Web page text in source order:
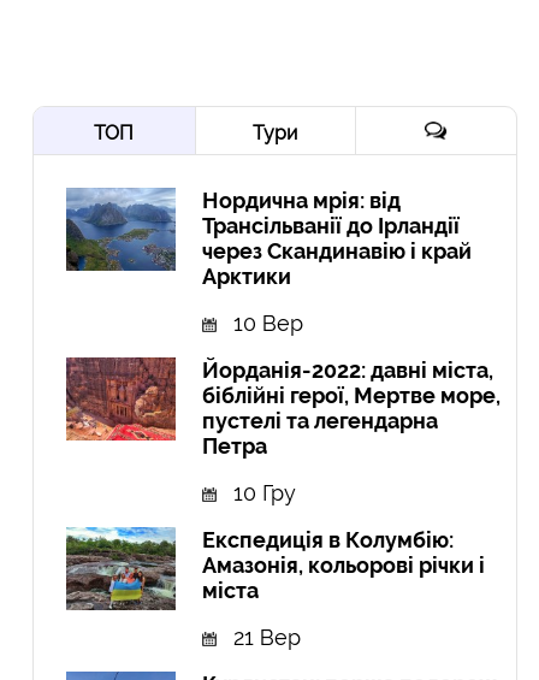
ТОП Тури
Нордична мрія: від
Трансільванії до Ірландії
через Скандинавію і край
Арктики
10 Вер
Йорданія-2022: давні міста,
біблійні герої, Мертве море,
пустелі та легендарна
Петра
10 Гру
Експедиція в Колумбію:
Амазонія, кольорові річки і
міста
21 Вер